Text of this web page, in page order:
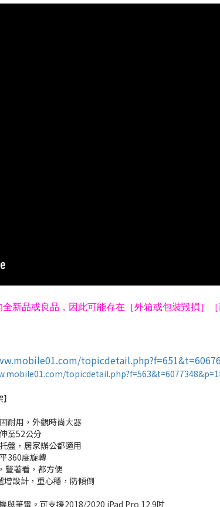
新品或良品，因此可能存在［外箱或包裝毀損］
耐用，外觀時尚大器
至52公分
盤，居家辦公都適用
360度旋轉
豎著看，都方便
增設計，重心穩，防傾倒
與筆電。可支援2018/2020 iPad Pro 12.9吋